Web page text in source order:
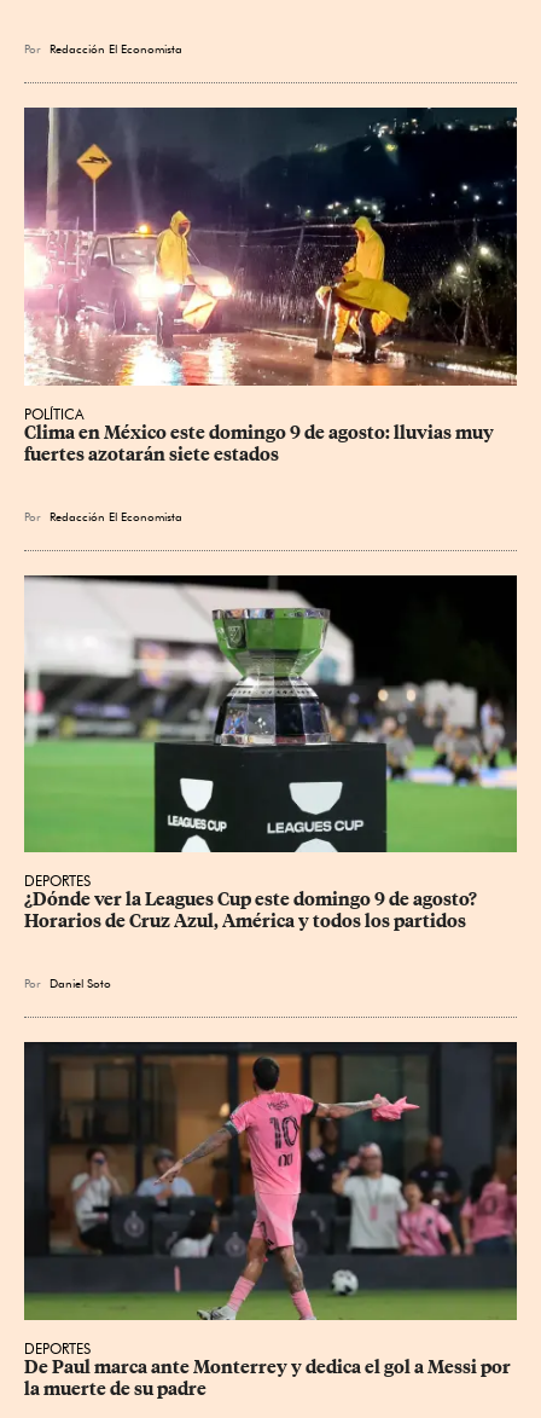
Por Redacción El Economista
POLÍTICA
Clima en México este domingo 9 de agosto: lluvias muy
fuertes azotarán siete estados
Por Redacción El Economista
DEPORTES
¿Dónde ver la Leagues Cup este domingo 9 de agosto?
Horarios de Cruz Azul, América y todos los partidos
Por Daniel Soto
DEPORTES
De Paul marca ante Monterrey y dedica el gol a Messi por
la muerte de su padre